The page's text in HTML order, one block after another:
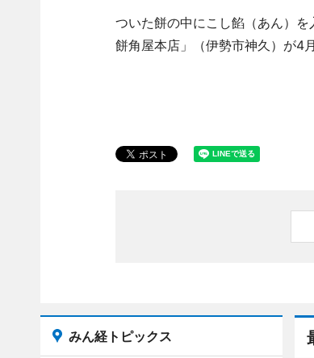
ついた餅の中にこし餡（あん）
餅角屋本店」（伊勢市神久）が4
みん経トピックス